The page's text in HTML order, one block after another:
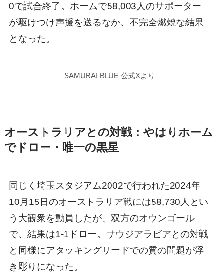
0で試合終了。ホームで58,003人のサポーター
が駆けつけ声援を送るなか、不完全燃焼な結果
となった。
SAMURAI BLUE 公式Xより
オーストラリアとの対戦：やはりホーム
でドロー・唯一の黒星
同じく埼玉スタジアム2002で行われた2024年
10月15日のオーストラリア戦には58,730人とい
う大観衆を動員したが、双方のオウンゴール
で、結果は1-1ドロー。サウジアラビアとの対戦
と同様にアタッキングサードでの質の問題が浮
き彫りになった。